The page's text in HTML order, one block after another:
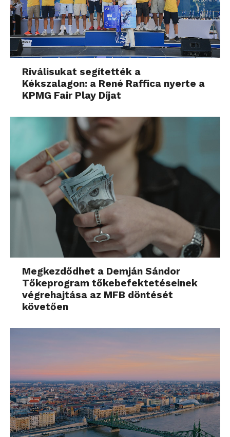
Riválisukat segítették a
Kékszalagon: a René Raffica nyerte a
KPMG Fair Play Díjat
Megkezdődhet a Demján Sándor
Tőkeprogram tőkebefektetéseinek
végrehajtása az MFB döntését
követően